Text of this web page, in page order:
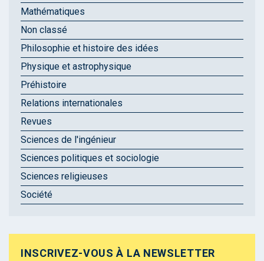
Mathématiques
Non classé
Philosophie et histoire des idées
Physique et astrophysique
Préhistoire
Relations internationales
Revues
Sciences de l'ingénieur
Sciences politiques et sociologie
Sciences religieuses
Société
INSCRIVEZ-VOUS À LA NEWSLETTER